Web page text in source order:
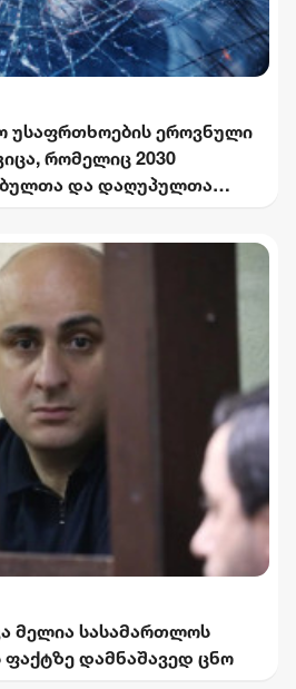
უსაფრთხოების ეროვნული
რომელიც 2030
და დაღუპულთა
მელია სასამართლოს
ფაქტზე დამნაშავედ ცნო